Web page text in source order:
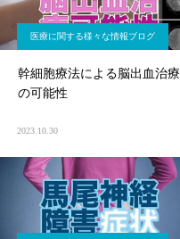
医療に関する様々な情報ブログ
幹細胞療法による脳出血治療
の可能性
2023.10.30